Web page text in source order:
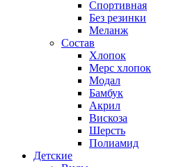
Спортивная
Без резинки
Меланж
Состав
Хлопок
Мерс хлопок
Модал
Бамбук
Акрил
Вискоза
Шерсть
Полиамид
Детские